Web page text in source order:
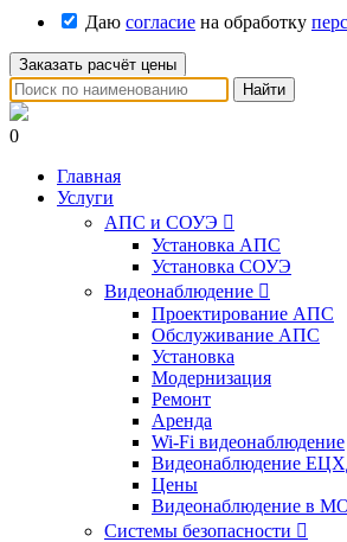
Даю согласие на обработку
Заказать расчёт цены
Найти
0
Главная
Услуги
АПС и СОУЭ 
Установка АПС
Установка СОУЭ
Видеонаблюдение 
Проектирование АПС
Обслуживание АПС
Установка
Модернизация
Ремонт
Аренда
Wi-Fi видеонаблюдение
Видеонаблюдение
Цены
Видеонаблюдение в
Системы безопасности 